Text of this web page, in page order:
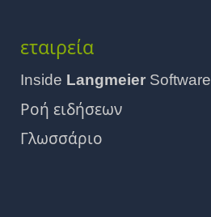
εταιρεία
Inside Langmeier Software
Ροή ειδήσεων
Γλωσσάριο